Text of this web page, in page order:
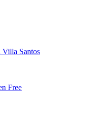
Villa Santos
Free